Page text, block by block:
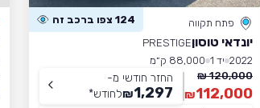
פתח תקווה 124 צפו ברכב זה
יונדאי טוסוןPRESTIGE
2022 יד 1
88,000 ק״מ
120,000 ₪
112,000
₪
החזר חודשי מ-
1,297
₪לחודש*